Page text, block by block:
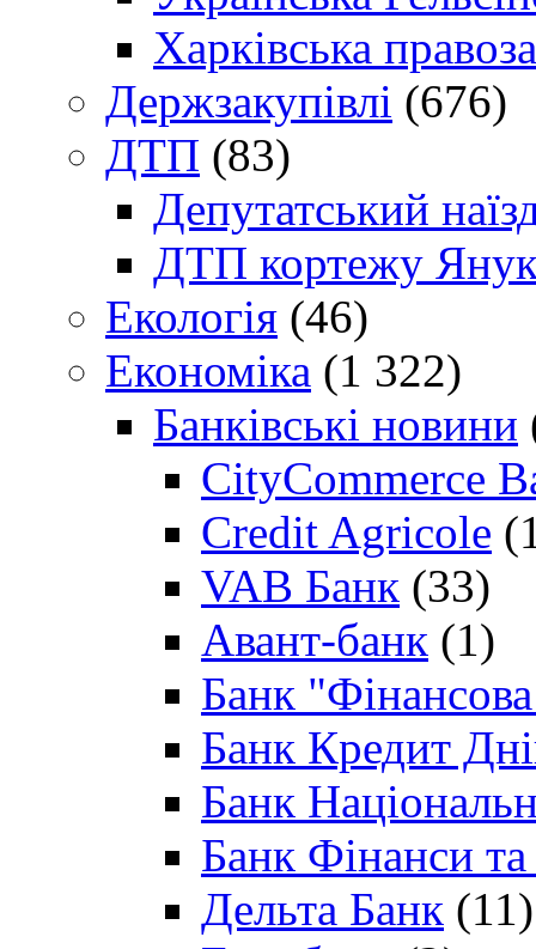
Харківська
Держзакупівлі (676)
ДТП (83)
Депутатський
ДТП кортежу
Екологія (46)
Економіка (1 322)
Банківські новини
CityCommerce
Credit Agricole
VAB Банк (33)
Авант-банк (1)
Банк "Фінансова
Банк Кредит
Банк
Банк Фінанси
Дельта Банк (11)